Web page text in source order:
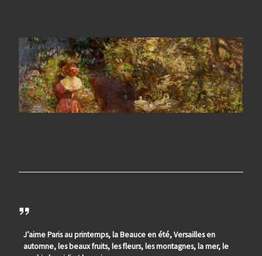
J’aime Paris au printemps, la Beauce en été, Versailles en
automne, les beaux fruits, les fleurs, les montagnes, la mer, le